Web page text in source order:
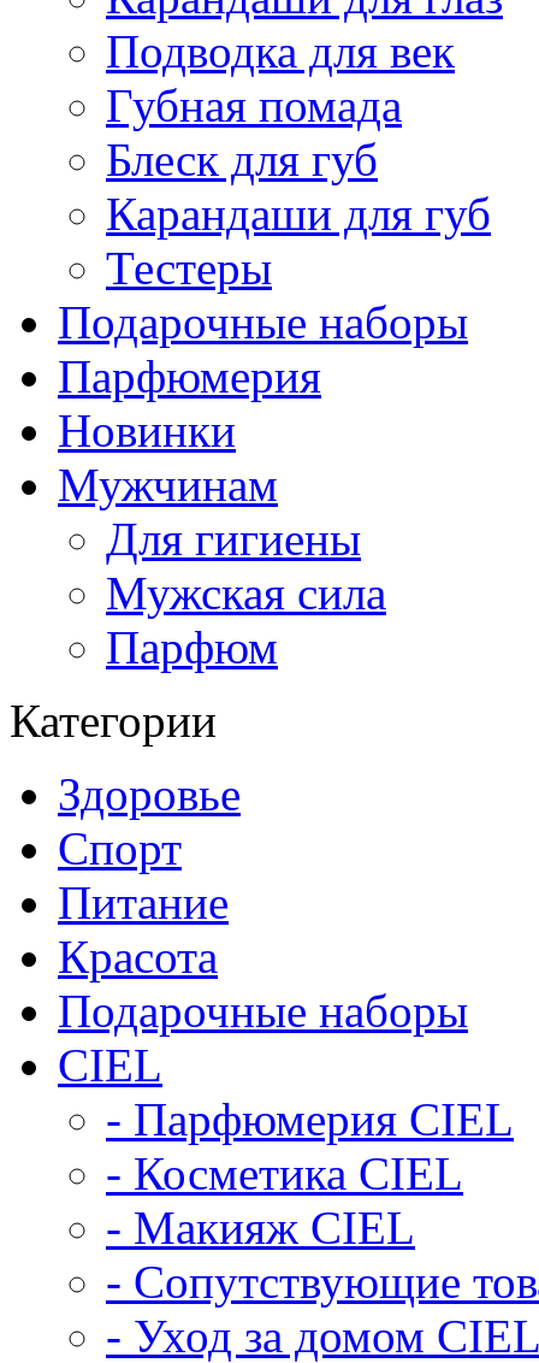
Подводка для век
Губная помада
Блеск для губ
Карандаши для губ
Тестеры
Подарочные наборы
Парфюмерия
Новинки
Мужчинам
Для гигиены
Мужская сила
Парфюм
Категории
Здоровье
Спорт
Питание
Красота
Подарочные наборы
CIEL
- Парфюмерия CIEL
- Косметика CIEL
- Макияж CIEL
- Сопутствующие
- Уход за домом